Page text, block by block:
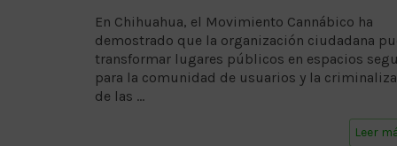
En Chihuahua, el Movimiento Cannábico ha
demostrado que la organización ciudadana
transformar lugares públicos en espacios
para la comunidad de usuarios y la
de las …
Leer